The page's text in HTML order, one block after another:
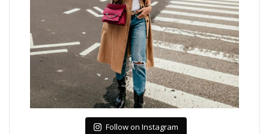
Follow on Instagram